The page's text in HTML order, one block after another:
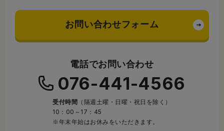
お問い合わせフォーム
電話でお問い合わせ
076-441-4566
受付時間 （隔週土曜・日曜・祝日を除く）
10：00～17：45
※年末年始はお休みをいただきます。